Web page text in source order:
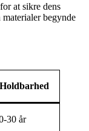
at sikre dens
begynde
Holdbarhed
30 år